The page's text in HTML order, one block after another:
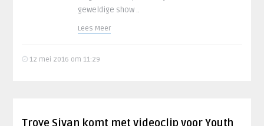
geweldige show ..
Lees Meer
12 mei 2016 om 11:29
Troye Sivan komt met videoclip voor Youth